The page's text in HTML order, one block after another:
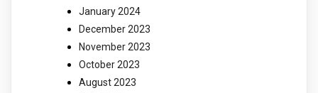
January 2024
December 2023
November 2023
October 2023
August 2023